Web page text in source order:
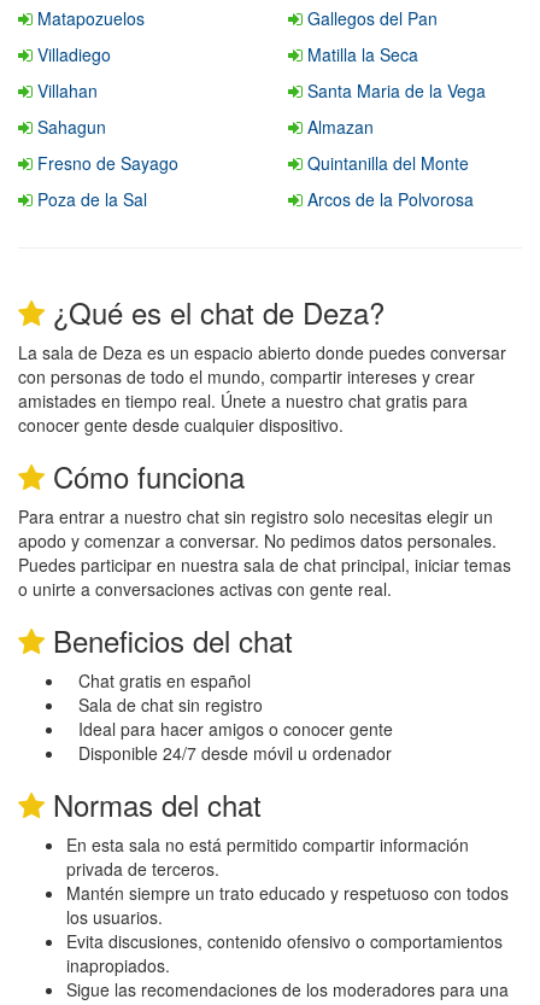
Matapozuelos
Gallegos del Pan
Villadiego
Matilla la Seca
Villahan
Santa Maria de la Vega
Sahagun
Almazan
Fresno de Sayago
Quintanilla del Monte
Poza de la Sal
Arcos de la Polvorosa
¿Qué es el chat de Deza?
La sala de Deza es un espacio abierto donde puedes conversar
con personas de todo el mundo, compartir intereses y crear
amistades en tiempo real. Únete a nuestro chat gratis para
conocer gente desde cualquier dispositivo.
Cómo funciona
Para entrar a nuestro chat sin registro solo necesitas elegir un
apodo y comenzar a conversar. No pedimos datos personales.
Puedes participar en nuestra sala de chat principal, iniciar temas
o unirte a conversaciones activas con gente real.
Beneficios del chat
Chat gratis en español
Sala de chat sin registro
Ideal para hacer amigos o conocer gente
Disponible 24/7 desde móvil u ordenador
Normas del chat
En esta sala no está permitido compartir información
privada de terceros.
Mantén siempre un trato educado y respetuoso con todos
los usuarios.
Evita discusiones, contenido ofensivo o comportamientos
inapropiados.
Sigue las recomendaciones de los moderadores para una